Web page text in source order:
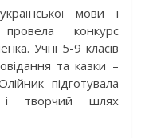
мови і
конкурс
Учні 5-9 класів
та казки –
підготувала
і творчий шлях